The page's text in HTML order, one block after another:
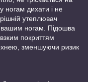
ногам дихати і не
утеплювач
вашим ногам. Підошва
покриттям
зменшуючи ризик